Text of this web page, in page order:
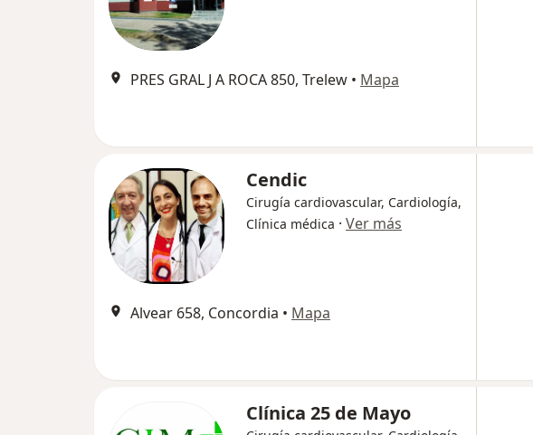
PRES GRAL J A ROCA 850, Trelew • Mapa
Cendic
Cirugía cardiovascular, Cardiología,
Clínica médica · Ver más
Alvear 658, Concordia • Mapa
Clínica 25 de Mayo